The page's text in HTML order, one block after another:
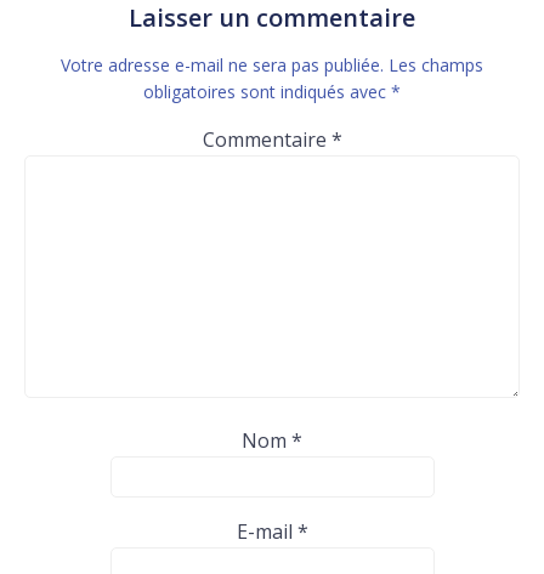
Laisser un commentaire
Votre adresse e-mail ne sera pas publiée. Les champs
obligatoires sont indiqués avec *
Commentaire *
Nom *
E-mail *